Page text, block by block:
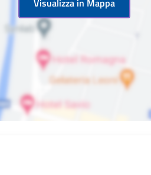
Visualizza in Mappa